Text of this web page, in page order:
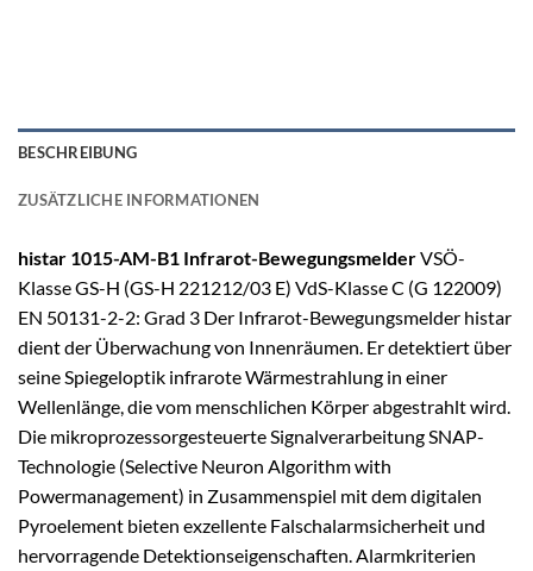
BESCHREIBUNG
ZUSÄTZLICHE INFORMATIONEN
histar 1015-AM-B1 Infrarot-BewegungsmelderVSÖ-
Klasse GS-H (GS-H 221212/03 E) VdS-Klasse C (G 122009)
EN 50131-2-2: Grad 3 Der Infrarot-Bewegungsmelder histar
dient der Überwachung von Innenräumen. Er detektiert über
seine Spiegeloptik infrarote Wärmestrahlung in einer
Wellenlänge, die vom menschlichen Körper abgestrahlt wird.
Die mikroprozessorgesteuerte Signalverarbeitung SNAP-
Technologie (Selective Neuron Algorithm with
Powermanagement) in Zusammenspiel mit dem digitalen
Pyroelement bieten exzellente Falschalarmsicherheit und
hervorragende Detektionseigenschaften. Alarmkriterien